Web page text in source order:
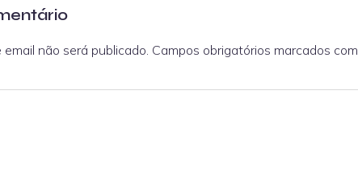
não será publicado. Campos obrigatórios marcados com